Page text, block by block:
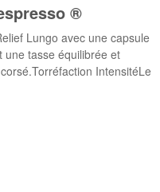
®
Lungo avec une capsule
une tasse équilibrée et
IntensitéLe